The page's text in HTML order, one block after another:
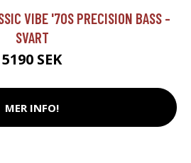
VIBE '70S PRECISION BASS -
SVART
5190 SEK
MER INFO!